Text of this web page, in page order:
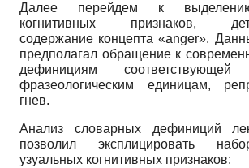
Далее перейдем к
когнитивных признаков,
содержание концепта «anger».
предполагал обращение к
дефинициям
фразеологическим единицам,
гнев.
Анализ словарных дефиниций
позволил эксплицировать
узуальных когнитивных признаков: